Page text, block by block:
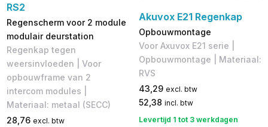
RS2
Regenscherm voor 2 module
modulair deurstation
Regenkap tegen
weersinvloeden | Voor
opbouwframe van 2
intercom modules |
Materiaal: metaal (SECC)
28,76 excl. btw
Akuvox E21 Regenkap
Opbouwmontage
Voor Axuvox E21 serie |
Opbouwmontage | Materiaal:
RVS
43,29 excl. btw
52,38 incl. btw
Levertijd 1 tot 3 werkdagen